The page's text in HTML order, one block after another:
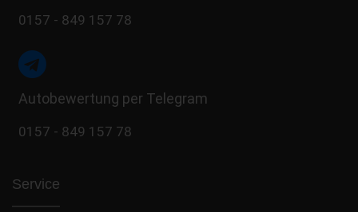
0157 - 849 157 78
Autobewertung per Telegram
0157 - 849 157 78
Service